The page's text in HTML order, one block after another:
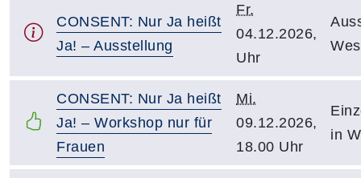
CONSENT: Nur Ja heißt
Ja! – Ausstellung
Fr.
04.12.2026,
Uhr
CONSENT: Nur Ja heißt
Ja! – Workshop nur für
Frauen
Mi.
09.12.2026,
18.00 Uhr
in